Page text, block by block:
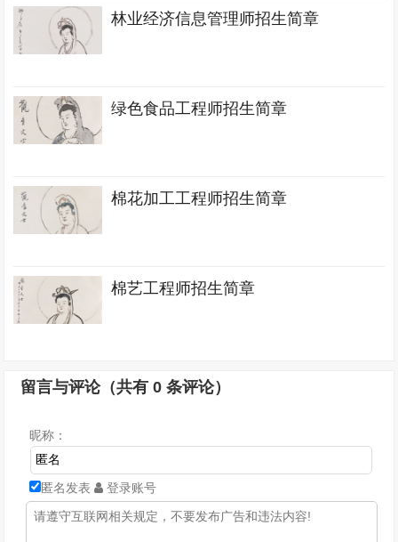
林业经济信息管理师招生简章
绿色食品工程师招生简章
棉花加工工程师招生简章
棉艺工程师招生简章
留言与评论（共有0 条评论）
昵称：
匿名发表 登录账号